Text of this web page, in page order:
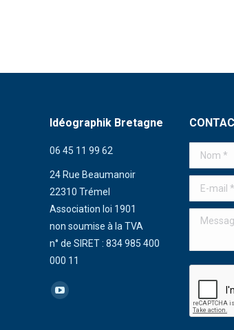
Idéographik Bretagne
06 45 11 99 62
24 Rue Beaumanoir
22310 Trémel
Association loi 1901
non soumise à la TVA
n° de SIRET : 834 985 400
000 11
Trouvez nous sur :
La
Nom *
E-mail *
Message